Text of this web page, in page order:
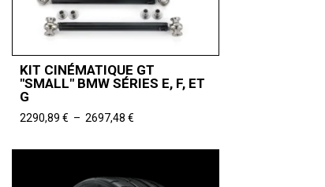
KIT CINÉMATIQUE GT
"SMALL" BMW SÉRIES E, F, ET
G
2290,89€ – 2697,48€
prix :
à